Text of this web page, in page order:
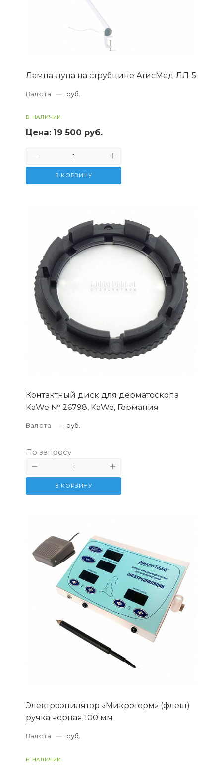
Лампа-лупа на струбцине АтисМед ЛЛ-5
Валюта — руб.
В НАЛИЧИИ
Цена: 19 500 руб.
В КОРЗИНУ
Контактный диск для дерматоскопа
KaWe № 26798, KaWe, Германия
Валюта — руб.
По запросу
В КОРЗИНУ
Электроэпилятор «Микротерм» (флеш)
ручка черная 100 мм
Валюта — руб.
В НАЛИЧИИ